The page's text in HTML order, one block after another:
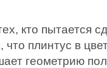
кто пытается
плинтус в
геометрию